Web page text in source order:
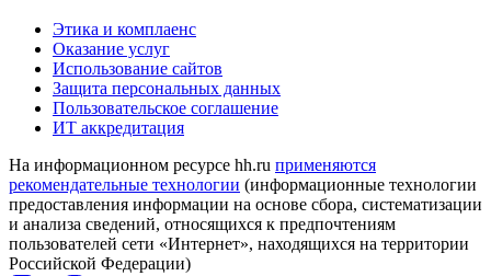
Этика и комплаенс
Оказание услуг
Использование сайтов
Защита персональных данных
Пользовательское соглашение
ИТ аккредитация
На информационном ресурсе hh.ru применяются
рекомендательные технологии (информационные технологии
предоставления информации на основе сбора, систематизации
и анализа сведений, относящихся к предпочтениям
пользователей сети «Интернет», находящихся на территории
Российской Федерации)